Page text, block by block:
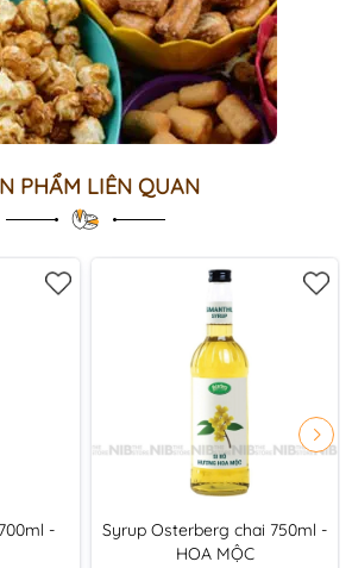
PHẨM LIÊN QUAN
-
Syrup Osterberg chai 750ml -
HOA MỘC